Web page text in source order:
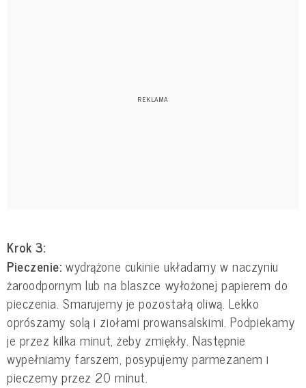
Krok 3:
Pieczenie:wydrążone cukinie układamy w naczyniu
żaroodpornym lub na blaszce wyłożonej papierem do
pieczenia. Smarujemy je pozostałą oliwą. Lekko
oprószamy solą i ziołami prowansalskimi. Podpiekamy
je przez kilka minut, żeby zmiękły. Następnie
wypełniamy farszem, posypujemy parmezanem i
pieczemy przez 20 minut.